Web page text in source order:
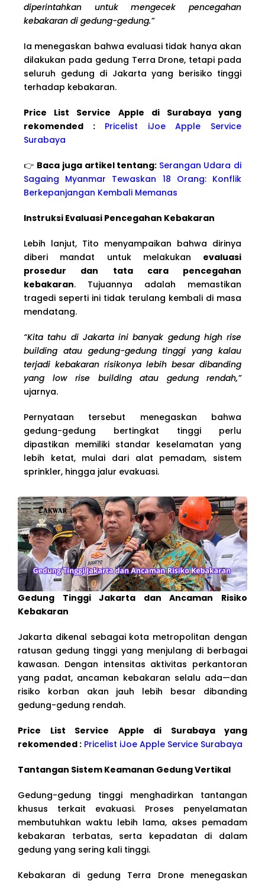
diperintahkan untuk mengecek pencegahan
kebakaran di gedung-gedung.”
Ia menegaskan bahwa evaluasi tidak hanya akan
dilakukan pada gedung Terra Drone, tetapi pada
seluruh gedung di Jakarta yang berisiko tinggi
terhadap kebakaran.
Price List Service Apple di Surabaya yang
rekomended :
Pricelist iJoe Apple Service
Surabaya
👉 Baca juga artikel tentang: Serangan Udara di
Sagaing Myanmar Tewaskan 18 Orang: Konflik
Berkepanjangan Kembali Memanas
Instruksi Evaluasi Pencegahan Kebakaran
Lebih lanjut, Tito menyampaikan bahwa dirinya
diberi mandat untuk melakukan evaluasi
prosedur dan tata cara pencegahan
kebakaran. Tujuannya adalah memastikan
tragedi seperti ini tidak terulang kembali di masa
mendatang.
“Kita tahu di Jakarta ini banyak gedung high rise
building atau gedung-gedung tinggi yang kalau
terjadi kebakaran risikonya lebih besar dibanding
yang low rise building atau gedung rendah,”
ujarnya.
Pernyataan tersebut menegaskan bahwa
gedung-gedung bertingkat tinggi perlu
dipastikan memiliki standar keselamatan yang
lebih ketat, mulai dari alat pemadam, sistem
sprinkler, hingga jalur evakuasi.
Gedung Tinggi Jakarta dan Ancaman Risiko
Kebakaran
Jakarta dikenal sebagai kota metropolitan dengan
ratusan gedung tinggi yang menjulang di berbagai
kawasan. Dengan intensitas aktivitas perkantoran
yang padat, ancaman kebakaran selalu ada—dan
risiko korban akan jauh lebih besar dibanding
gedung-gedung rendah.
Price List Service Apple di Surabaya yang
rekomended : Pricelist iJoe Apple Service Surabaya
Tantangan Sistem Keamanan Gedung Vertikal
Gedung-gedung tinggi menghadirkan tantangan
khusus terkait evakuasi. Proses penyelamatan
membutuhkan waktu lebih lama, akses pemadam
kebakaran terbatas, serta kepadatan di dalam
gedung yang sering kali tinggi.
Kebakaran di gedung Terra Drone menegaskan